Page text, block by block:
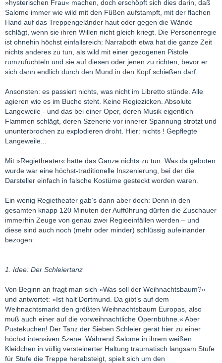
»hysterischen Frau« machen, doch erschöpft sich dies darin, daß
Salome immer wie wild mit den Füßen aufstampft, mit der flachen
Hand auf das Treppengeländer haut oder gegen die Wände
schlägt, wenn sie ihren Willen nicht gleich kriegt. Die Personenregie
ist ohnehin höchst einfallsreich: Narraboth etwa hat die ganze Zeit
nichts anderes zu tun, als wild mit einer gezogenen Pistole
rumzufuchteln und sie auf diesen oder jenen zu richten, bevor er
sich dann endlich durch den Mund in den Kopf schießen darf.
Ansonsten: es passiert nichts, was nicht im Libretto stünde. Alle
agieren wie es im Buche steht. Keine Regiezicken. Absolute
Langeweile - und das bei einer Oper, deren Musik eigentlich
Flammen schlägt, deren Szenerie vor innerer Spannung strotzt und
ununterbrochen zu explodieren droht. Hier: nichts ! Gepflegte
Langeweile...
Mit »Regietheater« hatte das Ganze nichts zu tun. Was da geboten
wurde war eine höchst-traditionelle Inszenierung, bei der die
Darsteller einfach in falsche Kostüme gesteckt worden waren.
Ein wenig Regietheater gab’s dann aber doch: Denn in den
gesamten knapp 120 Minuten der Aufführung dürfen die Zuschauer
immerhin Zeuge von genau zwei Regieeinfällen werden – und
diese sind auch noch (mehr oder minder) schlüssig aufeinander
bezogen:
1. Idee: Der Schleiertanz
Von Beginn an fragt man sich »Was soll der Weihnachtsbaum?«
und antwortet: »Ist halt Dortmund. Da gibt’s auf dem
Weihnachtsmarkt den größten Weihnachtsbaum Europas, also
muß auch einer auf die vorweihnachtliche Opernbühne.« Aber
Pustekuchen! Der Tanz der Sieben Schleier gerät hier zu einer
höchst intensiven Szene: Während Salome in ihrem weißen
Kleidchen in völlig versteinerter Haltung traumatisch langsam Stufe
für Stufe die Treppe herabsteigt, spielt sich um den